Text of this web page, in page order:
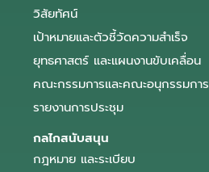
วิสัยทัศน์
เป้าหมายและตัวชี้วัดความสำเร็จ
ยุทธศาสตร์ และแผนงานขับเคลื่อน
คณะกรรมการและคณะอนุกรรมการ
รายงานการประชุม
กลไกสนับสนุน
กฎหมาย และระเบียบ